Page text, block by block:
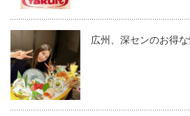
広州、深センのお得